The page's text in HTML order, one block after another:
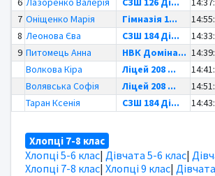
7 Оніщенко Марія Гімназія 1...
8 Леонова Єва СЗШ 184 Ді...
9 Питомець Анна НВК Доміна...
Волкова Кіра
Ліцей 208 ...
Волявська Софія
Ліцей 208 ...
Таран Ксенія
СЗШ 184 Ді...
Хлопці 7-8 клас
Хлопці 5-6 клас| Дівчата 5-6 клас|
Хлопці 7-8 клас| Хлопці 9 клас|